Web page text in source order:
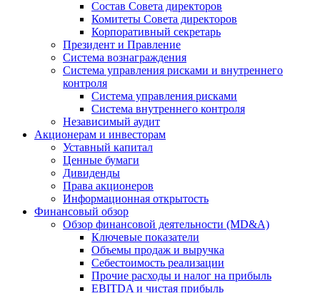
Состав Совета директоров
Комитеты Совета директоров
Корпоративный секретарь
Президент и Правление
Система вознаграждения
Система управления рисками и внутреннего
контроля
Система управления рисками
Система внутреннего контроля
Независимый аудит
Акционерам и инвесторам
Уставный капитал
Ценные бумаги
Дивиденды
Права акционеров
Информационная открытость
Финансовый обзор
Обзор финансовой деятельности (MD&A)
Ключевые показатели
Объемы продаж и выручка
Себестоимость реализации
Прочие расходы и налог на прибыль
EBITDA и чистая прибыль